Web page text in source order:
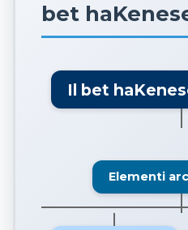
bet
Il bet
Elementi